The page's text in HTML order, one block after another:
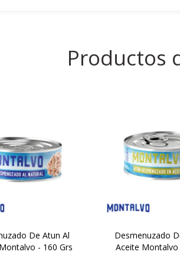
Productos
De Atun Al
- 160 Grs
Desmenuzado
Aceite Montalvo